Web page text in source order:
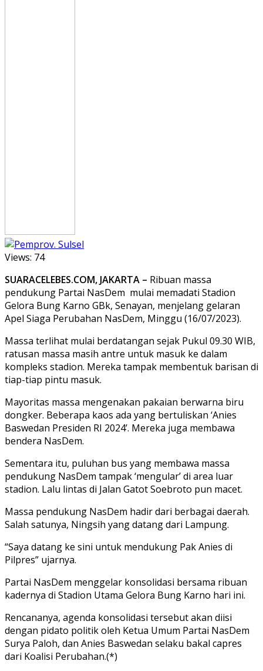
Views: 74
SUARACELEBES.COM, JAKARTA – Ribuan massa
pendukung Partai NasDem mulai memadati Stadion
Gelora Bung Karno GBk, Senayan, menjelang gelaran
Apel Siaga Perubahan NasDem, Minggu (16/07/2023).
Massa terlihat mulai berdatangan sejak Pukul 09.30 WIB,
ratusan massa masih antre untuk masuk ke dalam
kompleks stadion. Mereka tampak membentuk barisan di
tiap-tiap pintu masuk.
Mayoritas massa mengenakan pakaian berwarna biru
dongker. Beberapa kaos ada yang bertuliskan ‘Anies
Baswedan Presiden RI 2024’. Mereka juga membawa
bendera NasDem.
Sementara itu, puluhan bus yang membawa massa
pendukung NasDem tampak ‘mengular’ di area luar
stadion. Lalu lintas di Jalan Gatot Soebroto pun macet.
Massa pendukung NasDem hadir dari berbagai daerah.
Salah satunya, Ningsih yang datang dari Lampung.
“Saya datang ke sini untuk mendukung Pak Anies di
Pilpres” ujarnya.
Partai NasDem menggelar konsolidasi bersama ribuan
kadernya di Stadion Utama Gelora Bung Karno hari ini.
Rencananya, agenda konsolidasi tersebut akan diisi
dengan pidato politik oleh Ketua Umum Partai NasDem
Surya Paloh, dan Anies Baswedan selaku bakal capres
dari Koalisi Perubahan.(*)